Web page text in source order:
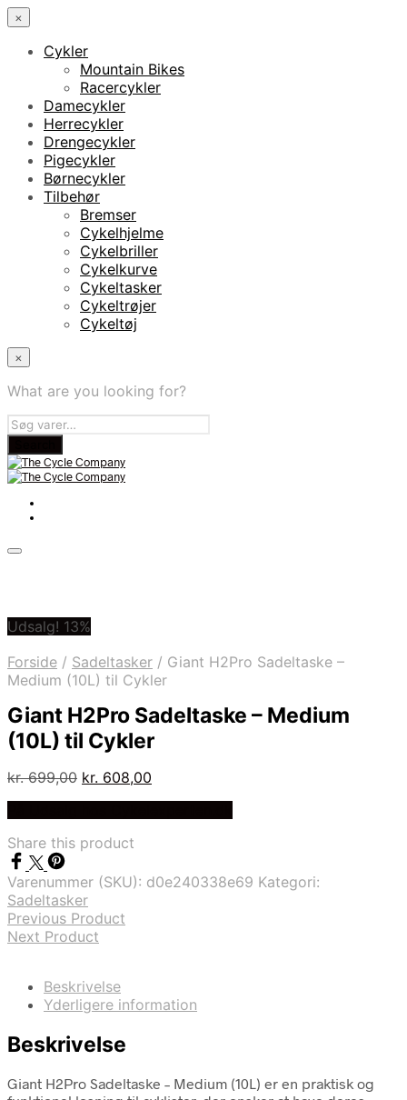
×
Cykler
Mountain Bikes
Racercykler
Damecykler
Herrecykler
Drengecykler
Pigecykler
Børnecykler
Tilbehør
Bremser
Cykelhjelme
Cykelbriller
Cykelkurve
Cykeltasker
Cykeltrøjer
Cykeltøj
×
What are you looking for?
Udsalg! 13%
Forside / Sadeltasker / Giant H2Pro Sadeltaske –
Medium (10L) til Cykler
Giant H2Pro Sadeltaske – Medium
(10L) til Cykler
kr.699,00 Den
kr. 699,00.
kr. 608,00
Share this product
Varenummer (SKU): d0e240338e69 Kategori:
Sadeltasker
Previous Product
Next Product
Beskrivelse
Yderligere information
Beskrivelse
Giant H2Pro Sadeltaske – Medium (10L) er en praktisk og